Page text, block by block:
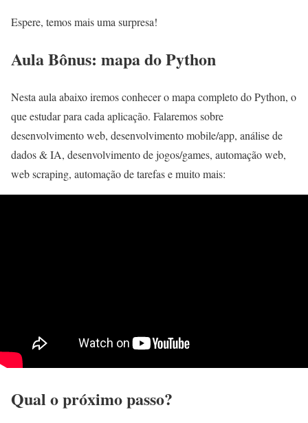
Espere, temos mais uma surpresa!
Aula Bônus: mapa do Python
Nesta aula abaixo iremos conhecer o mapa completo do Python, o
que estudar para cada aplicação. Falaremos sobre
desenvolvimento web, desenvolvimento mobile/app, análise de
dados & IA, desenvolvimento de jogos/games, automação web,
web scraping, automação de tarefas e muito mais:
Qual o próximo passo?